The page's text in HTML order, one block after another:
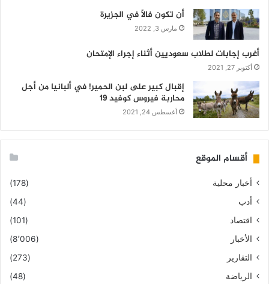
أن تكون فالاً في الجزيرة
مارس 3, 2022
أغرب إجابات لطلاب سعوديين أثناء إجراء الإمتحان
أكتوبر 27, 2021
إقبال كبير على لبن الحمير! في ألبانيا من أجل
محاربة فيروس كوفيد 19
أغسطس 24, 2021
أقسام الموقع
أخبار محلية
(178)
أدب
(44)
اقتصاد
(101)
الأخبار
(8٬006)
التقارير
(273)
الرياضة
(48)